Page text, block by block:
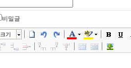
비밀글
크기